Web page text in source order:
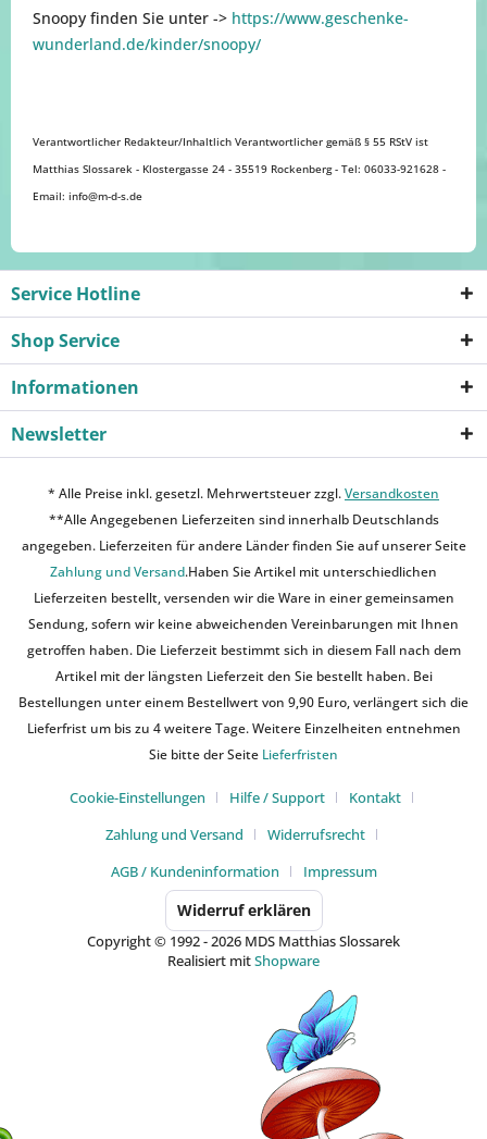
Snoopy finden Sie unter -> https://www.geschenke-
wunderland.de/kinder/snoopy/
Verantwortlicher Redakteur/Inhaltlich Verantwortlicher gemäß § 55 RStV ist
Matthias Slossarek - Klostergasse 24 - 35519 Rockenberg - Tel: 06033-921628 -
Email: info@m-d-s.de
Service Hotline
Shop Service
Informationen
Newsletter
* Alle Preise inkl. gesetzl. Mehrwertsteuer zzgl.Versandkosten
**Alle Angegebenen Lieferzeiten sind innerhalb Deutschlands
angegeben. Lieferzeiten für andere Länder finden Sie auf unserer Seite
Zahlung und Versand.Haben Sie Artikel mit unterschiedlichen
Lieferzeiten bestellt, versenden wir die Ware in einer gemeinsamen
Sendung, sofern wir keine abweichenden Vereinbarungen mit Ihnen
getroffen haben. Die Lieferzeit bestimmt sich in diesem Fall nach dem
Artikel mit der längsten Lieferzeit den Sie bestellt haben. Bei
Bestellungen unter einem Bestellwert von 9,90 Euro, verlängert sich die
Lieferfrist um bis zu 4 weitere Tage. Weitere Einzelheiten entnehmen
Sie bitte der Seite Lieferfristen
Cookie-Einstellungen Hilfe / Support
Kontakt
Zahlung und Versand
Widerrufsrecht
AGB / Kundeninformation
Impressum
Widerruf erklären
Copyright © 1992 - 2026 MDS Matthias Slossarek
Realisiert mitShopware